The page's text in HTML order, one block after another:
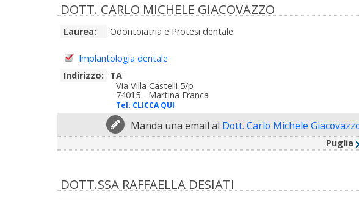
DOTT. CARLO MICHELE GIACOVAZZO
Laurea: Odontoiatria e Protesi dentale
Implantologia dentale
Indirizzo:
TA:
Via Villa Castelli 5/p
74015 - Martina Franca
Tel: CLICCA QUI
Manda una email al Dott. Carlo Michele
Puglia
DOTT.SSA RAFFAELLA DESIATI